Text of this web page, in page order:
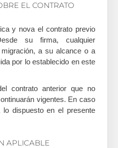
EL CONTRATO
y nova el contrato previo
su firma, cualquier
a su alcance o a
por lo establecido en este
contrato anterior que no
vigentes. En caso
lo dispuesto en el presente
APLICABLE